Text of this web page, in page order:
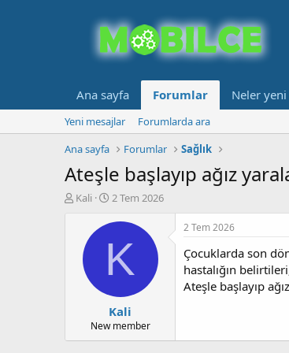
Ana sayfa Forumlar Neler yeni
Yeni mesajlar
Forumlarda ara
Ana sayfa
Forumlar Sağlık
Ateşle başlayıp ağız
K
l
Kali
B
ş
a
n
ı
ç
t
a
2 Tem 2026
K
Kali
New member
2 Tem 2026
Çocuklarda son
hastalığın
Ateşle başlayıp